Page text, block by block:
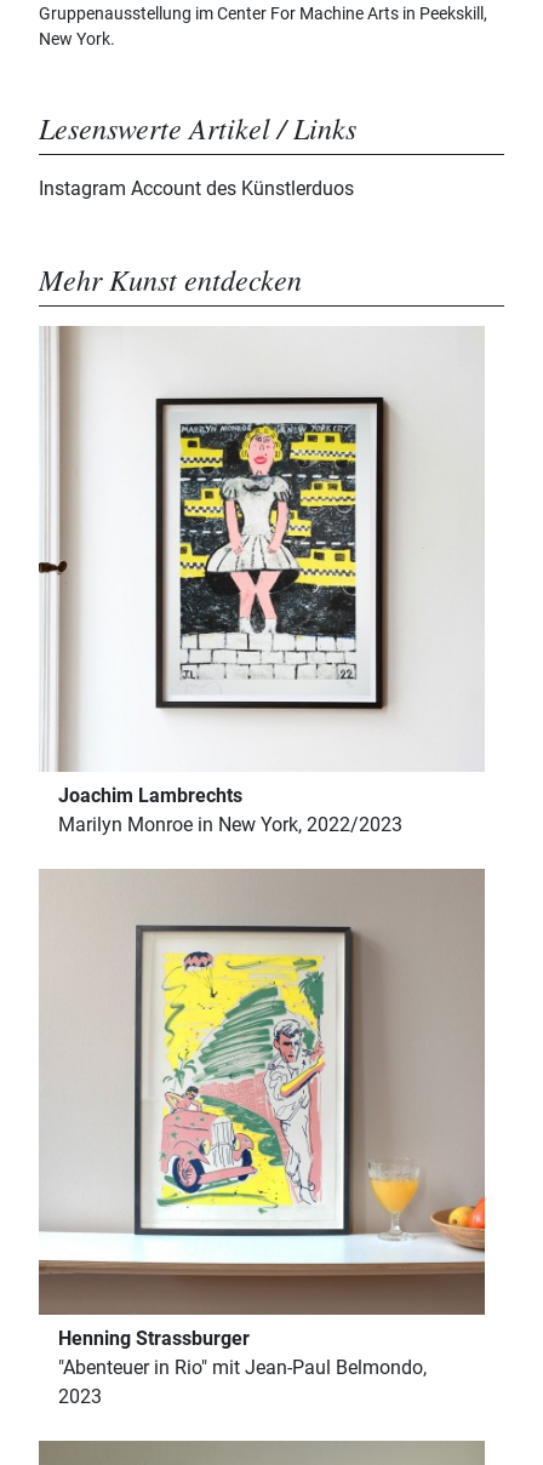
Gruppenausstellung im Center For Machine Arts in Peekskill,
New York.
Lesenswerte Artikel / Links
Instagram Account des Künstlerduos
Mehr Kunst entdecken
Joachim Lambrechts
Marilyn Monroe in New York, 2022/2023
Henning Strassburger
"Abenteuer in Rio" mit Jean-Paul Belmondo,
2023